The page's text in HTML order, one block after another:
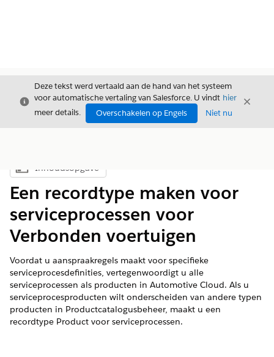
Sluiten
Deze tekst werd vertaald aan de hand van het systeem
voor automatische vertaling van Salesforce. U vindt hier
meer details.
Overschakelen op Engels Niet nu
Sluiten
Inhoudsopgave weergeven
Inhoudsopgave
Een recordtype maken voor
serviceprocessen voor
Verbonden voertuigen
Voordat u aanspraakregels maakt voor specifieke
serviceprocesdefinities, vertegenwoordigt u alle
serviceprocessen als producten in Automotive Cloud. Als u
serviceprocesproducten wilt onderscheiden van andere typen
producten in Productcatalogusbeheer, maakt u een
recordtype Product voor serviceprocessen.